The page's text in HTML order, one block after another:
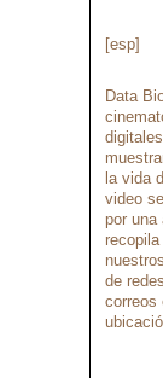
[esp]
Data
la vida
video
por una
de
correos